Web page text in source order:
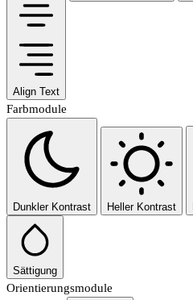
Align Text
Farbmodule
Dunkler Kontrast Heller Kontrast
Sättigung
Orientierungsmodule